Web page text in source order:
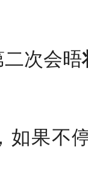
次会晤
如果不